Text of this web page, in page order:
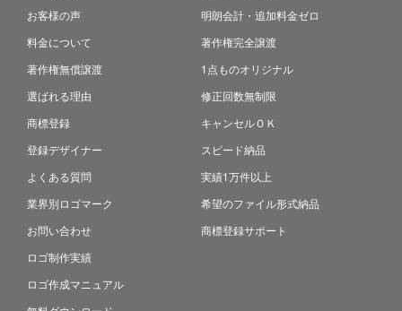
お客様の声
料金について
著作権無償譲渡
選ばれる理由
商標登録
登録デザイナー
よくある質問
業界別ロゴマーク
お問い合わせ
ロゴ制作実績
ロゴ作成マニュアル
明朗会計・追加料金ゼロ
著作権完全譲渡
1点ものオリジナル
修正回数無制限
キャンセルＯＫ
スピード納品
実績1万件以上
希望のファイル形式納品
商標登録サポート